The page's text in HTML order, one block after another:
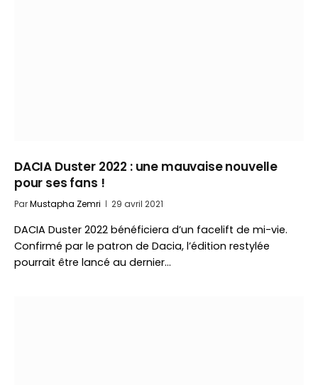
DACIA Duster 2022 : une mauvaise nouvelle
pour ses fans !
ParMustapha Zemri 29 avril 2021
DACIA Duster 2022 bénéficiera d’un facelift de mi-vie.
Confirmé par le patron de Dacia, l’édition restylée
pourrait être lancé au dernier…